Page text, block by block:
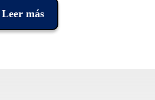
El catálogo de la compañía
instrumentos que van desde
para banda y orquesta, hasta
Leer más